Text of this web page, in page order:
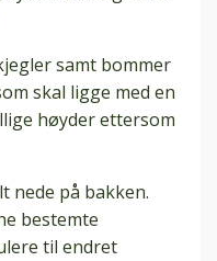
samt bommer
skal ligge med en
høyder ettersom
nede på bakken.
bestemte
til endret